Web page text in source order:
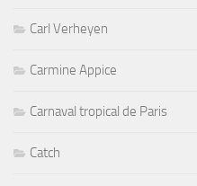
Carl Verheyen
Carmine Appice
Carnaval tropical de Paris
Catch